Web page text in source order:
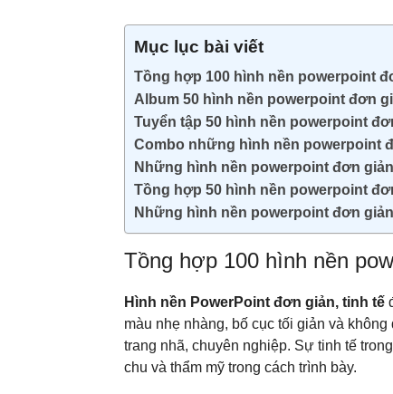
Mục lục bài viết
Tồng hợp 100 hình nền powerpoint
Album 50 hình nền powerpoint đơn
Tuyển tập 50 hình nền powerpoint
Combo những hình nền powerpoint
Những hình nền powerpoint đơn
Tồng hợp 50 hình nền powerpoint
Những hình nền powerpoint đơn
Tồng hợp 100 hình nền
Hình nền PowerPoint đơn giản, tinh tế
màu nhẹ nhàng, bố cục tối giản và
trang nhã, chuyên nghiệp. Sự tinh tế
chu và thẩm mỹ trong cách trình bày.